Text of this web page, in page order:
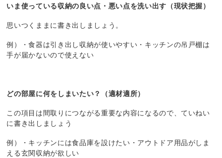
いま使っている収納の良い点・悪い点を洗い出す（現状把握）
思いつくままに書き出しましょう。
例）・食器は引き出し収納が使いやすい・キッチンの吊戸棚は
手が届かないので使えない
どの部屋に何をしまいたい？（適材適所）
この項目は間取りにつながる重要な内容になるので、ていねい
に書き出しましょう
例）・キッチンには食品庫を設けたい・アウトドア用品がしま
える玄関収納が欲しい